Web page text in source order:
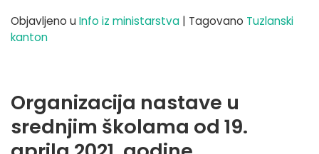
Objavljeno u Info iz ministarstva | Tagovano Tuzlanski
kanton
Organizacija nastave u
srednjim školama od 19.